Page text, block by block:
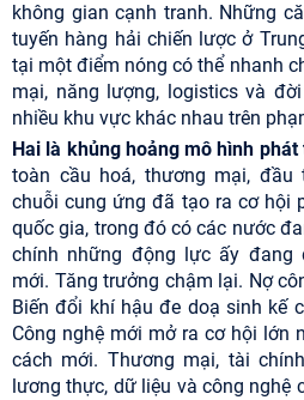
không gian cạnh tranh. Những
tuyến hàng hải chiến lược ở
tại một điểm nóng có thể nhanh
mại, năng lượng, logistics và
nhiều khu vực khác nhau trên
Hai là khủng hoảng mô hình phát
toàn cầu hoá, thương mại, đầu
chuỗi cung ứng đã tạo ra cơ hội
quốc gia, trong đó có các nước
chính những động lực ấy đang
mới. Tăng trưởng chậm lại. Nợ
Biến đổi khí hậu đe doạ sinh kế
Công nghệ mới mở ra cơ hội lớn
cách mới. Thương mại, tài
lương thực, dữ liệu và công nghệ